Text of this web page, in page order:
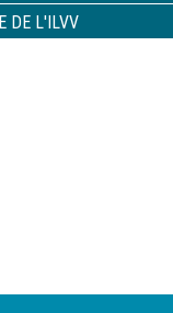
DE L'ILVV